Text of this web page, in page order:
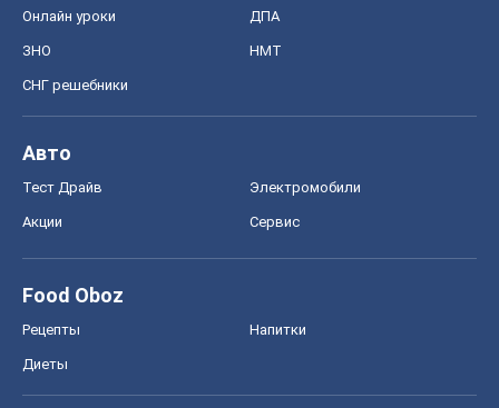
Онлайн уроки ДПА
ЗНО НМТ
СНГ решебники
Авто
Тест Драйв Электромобили
Акции Сервис
Food Oboz
Рецепты Напитки
Диеты